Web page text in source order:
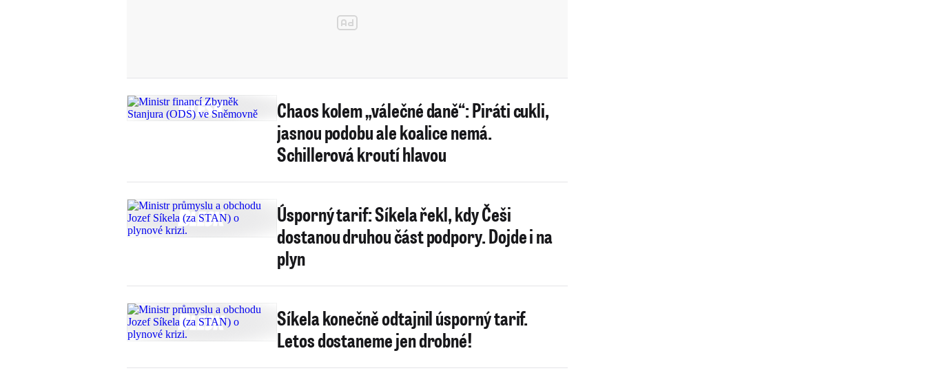
Chaos kolem „válečné daně“: Piráti cukli,
jasnou podobu ale koalice nemá.
Schillerová kroutí hlavou
Úsporný tarif: Síkela řekl, kdy Češi
dostanou druhou část podpory. Dojde i na
plyn
Síkela konečně odtajnil úsporný tarif.
Letos dostaneme jen drobné!